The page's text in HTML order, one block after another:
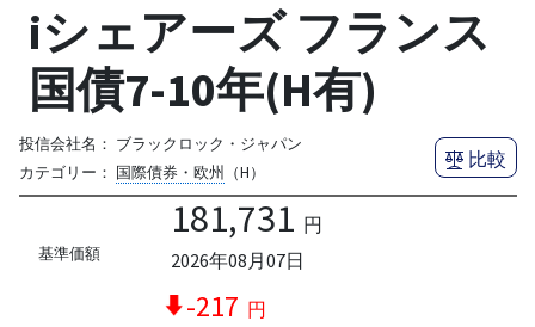
iシェアーズ フランス
国債7-10年(H有)
投信会社名： ブラックロック・ジャパン
カテゴリー： 国際債券・欧州 （H）
比較
基準価額
181,731 円
2026年08月07日
-217 円